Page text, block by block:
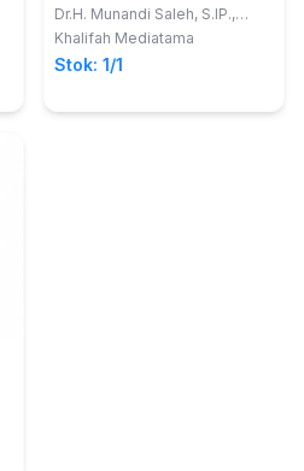
Dr.H. Munandi Saleh, S.IP.,
M.Si.; Dr. Drs. H. Erry Sunarya,
Khalifah Mediatama
Stok: 1/1